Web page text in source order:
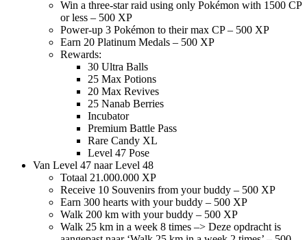
Win a three-star raid using only Pokémon with 1500 CP
or less – 500 XP
Power-up 3 Pokémon to their max CP – 500 XP
Earn 20 Platinum Medals – 500 XP
Rewards:
30 Ultra Balls
25 Max Potions
20 Max Revives
25 Nanab Berries
Incubator
Premium Battle Pass
Rare Candy XL
Level 47 Pose
Van Level 47 naar Level 48
Totaal 21.000.000 XP
Receive 10 Souvenirs from your buddy – 500 XP
Earn 300 hearts with your buddy – 500 XP
Walk 200 km with your buddy – 500 XP
Walk 25 km in a week 8 times –> Deze opdracht is